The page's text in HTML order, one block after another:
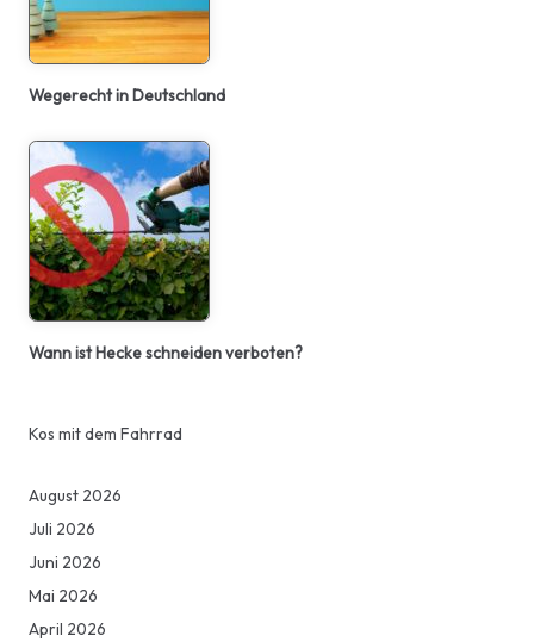
Wegerecht in Deutschland
Wann ist Hecke schneiden verboten?
Kos mit dem Fahrrad
August 2026
Juli 2026
Juni 2026
Mai 2026
April 2026